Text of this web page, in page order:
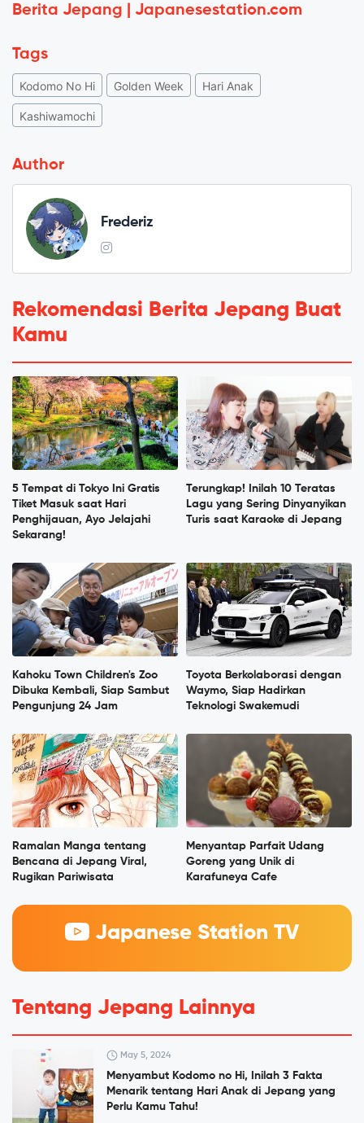
Berita Jepang | Japanesestation.com
Tags
Kodomo No Hi Golden Week Hari Anak
Kashiwamochi
Author
Frederiz
Rekomendasi Berita Jepang Buat
Kamu
5 Tempat di Tokyo Ini Gratis
Tiket Masuk saat Hari
Penghijauan, Ayo Jelajahi
Sekarang!
Terungkap! Inilah 10 Teratas
Lagu yang Sering Dinyanyikan
Turis saat Karaoke di Jepang
Kahoku Town Children's Zoo
Dibuka Kembali, Siap Sambut
Pengunjung 24 Jam
Toyota Berkolaborasi dengan
Waymo, Siap Hadirkan
Teknologi Swakemudi
Ramalan Manga tentang
Bencana di Jepang Viral,
Rugikan Pariwisata
Menyantap Parfait Udang
Goreng yang Unik di
Karafuneya Cafe
Japanese Station TV
Tentang Jepang Lainnya
May 5, 2024
Menyambut Kodomo no Hi, Inilah 3 Fakta
Menarik tentang Hari Anak di Jepang yang
Perlu Kamu Tahu!